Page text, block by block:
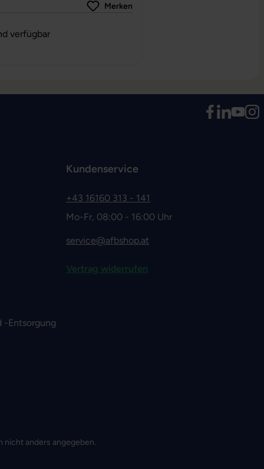
0 von 5 Sternen
Merken
verfügbar
-Entsorgung
Kundenservice
+43 16160 313 - 141
Mo-Fr, 08:00 - 16:00 Uhr
service@afbshop.at
Vertrag widerrufen
nicht anders angegeben.